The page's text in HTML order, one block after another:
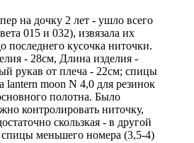
на дочку 2 лет - ушло всего
015 и 032), извязала их
последнего кусочка ниточки.
- 28см, Длина изделия -
рукав от плеча - 22см; спицы
lantern moon N 4,0 для резинок
полотна. Было
контролировать ниточку,
скользкая - в другой
спицы меньшего номера (3,5-4)